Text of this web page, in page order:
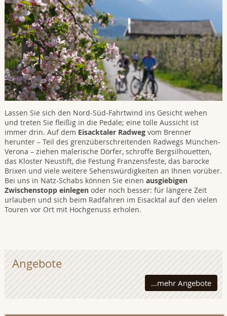
Lassen Sie sich den Nord-Süd-Fahrtwind ins Gesicht wehen
und treten Sie fleißig in die Pedale; eine tolle Aussicht ist
immer drin. Auf dem Eisacktaler Radweg vom Brenner
herunter – Teil des grenzüberschreitenden Radwegs München-
Verona – ziehen malerische Dörfer, schroffe Bergsilhouetten,
das Kloster Neustift, die Festung Franzensfeste, das barocke
Brixen und viele weitere Sehenswürdigkeiten an Ihnen vorüber.
Bei uns in Natz-Schabs können Sie einen ausgiebigen
Zwischenstopp einlegenoder noch besser: für längere Zeit
urlauben und sich beim Radfahren im Eisacktal auf den vielen
Touren vor Ort mit Hochgenuss erholen.
Angebote
...mehr Angebote